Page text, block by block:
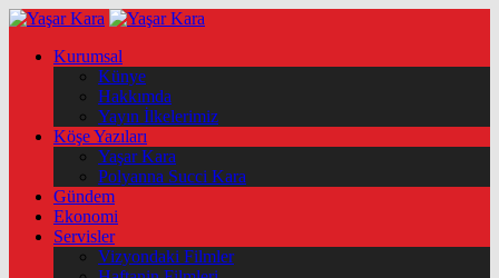
Kurumsal
Künye
Hakkımda
Yayın İlkelerimiz
Köşe Yazıları
Yaşar Kara
Polyanna Succi Kara
Gündem
Ekonomi
Servisler
Vizyondaki Filmler